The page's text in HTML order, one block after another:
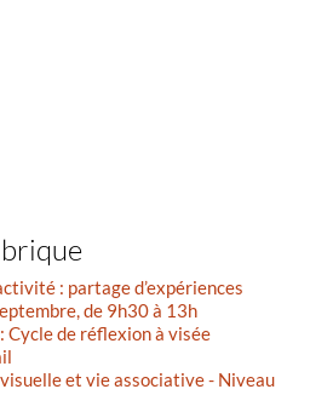
: partage d’expériences
de 9h30 à 13h
de réflexion à visée
et vie associative - Niveau